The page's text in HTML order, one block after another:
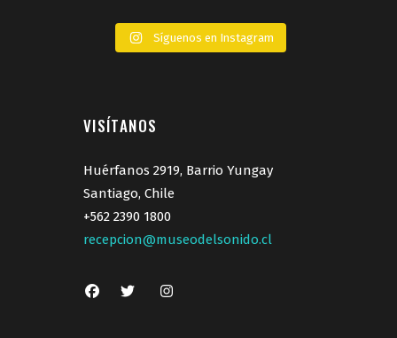
Síguenos en Instagram
VISÍTANOS
Huérfanos 2919, Barrio Yungay
Santiago, Chile
+562 2390 1800
recepcion@museodelsonido.cl